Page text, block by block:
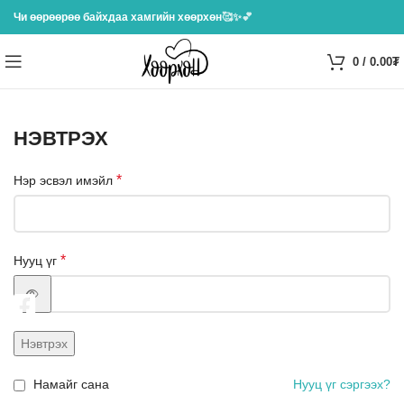
Чи өөрөөрөө байхдаа хамгийн хөөрхөн🥰✨💕
0 / 0.00₮
НЭВТРЭХ
Нэр эсвэл имэйл *
Нууц үг *
Нэвтрэх
Нууц үг сэргээх?
Намайг сана